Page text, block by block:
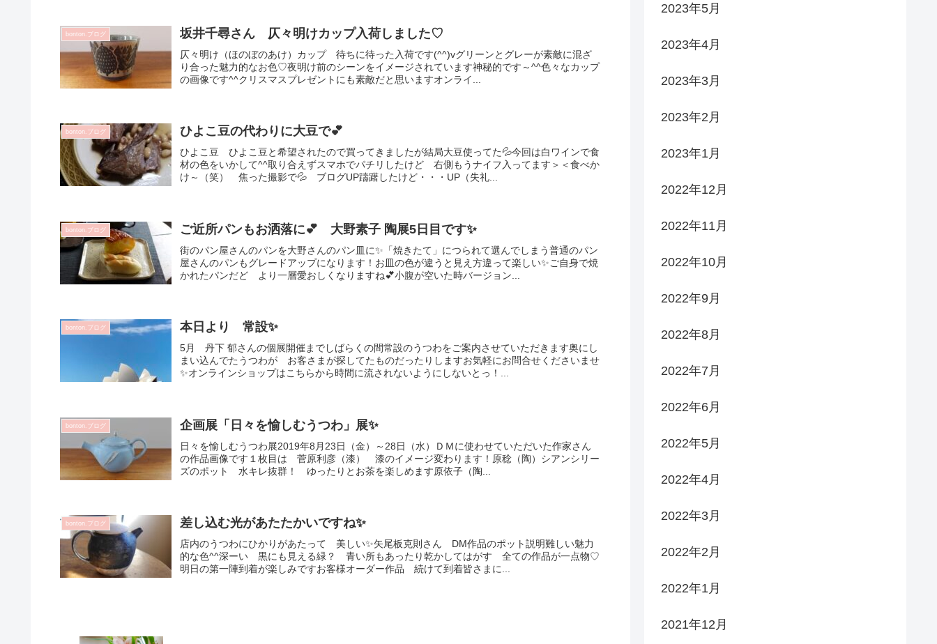
bonton.ブログ 坂井千尋さん 仄々明けカップ入荷しました♡
仄々明け（ほのぼのあけ）カップ 待ちに待った入荷です(^^)vグリーンとグレーが素敵に混ざ
り合った魅力的なお色♡夜明け前のシーンをイメージされています神秘的です～^^色々なカップ
の画像です^^クリスマスプレゼントにも素敵だと思いますオンライ...
bonton.ブログ ひよこ豆の代わりに大豆で💕
ひよこ豆 ひよこ豆と希望されたので買ってきましたが結局大豆使ってた💦今回は白ワインで食
材の色をいかして^^取り合えずスマホでパチリしたけど 右側もうナイフ入ってます＞＜食べか
け～（笑） 焦った撮影で💦 ブログUP躊躇したけど・・・UP（失礼...
bonton.ブログ ご近所パンもお洒落に💕 大野素子 陶展5日目です✨
街のパン屋さんのパンを大野さんのパン皿に✨「焼きたて」につられて選んでしまう普通のパン
屋さんのパンもグレードアップになります！お皿の色が違うと見え方違って楽しい✨ご自身で焼
かれたパンだど より一層愛おしくなりますね💕小腹が空いた時バージョン...
bonton.ブログ 本日より 常設✨
5月 丹下 郁さんの個展開催までしばらくの間常設のうつわをご案内させていただきます奥にし
まい込んでたうつわが お客さまが探してたものだったりしますお気軽にお問合せくださいませ
✨オンラインショップはこちらから時間に流されないようにしないとっ！...
bonton.ブログ 企画展「日々を愉しむうつわ」展✨
日々を愉しむうつわ展2019年8月23日（金）～28日（水）ＤＭに使わせていただいた作家さん
の作品画像です１枚目は 菅原利彦（漆） 漆のイメージ変わります！原稔（陶）シアンシリー
ズのポット 水キレ抜群！ ゆったりとお茶を楽しめます原依子（陶...
bonton.ブログ 差し込む光があたたかいですね✨
店内のうつわにひかりがあたって 美しい✨矢尾板克則さん DM作品のポット説明難しい魅力
的な色^^深ーい 黒にも見える緑？ 青い所もあったり乾かしてはがす 全ての作品が一点物♡
明日の第一陣到着が楽しみですお客様オーダー作品 続けて到着皆さまに...
2023年5月
2023年4月
2023年3月
2023年2月
2023年1月
2022年12月
2022年11月
2022年10月
2022年9月
2022年8月
2022年7月
2022年6月
2022年5月
2022年4月
2022年3月
2022年2月
2022年1月
2021年12月